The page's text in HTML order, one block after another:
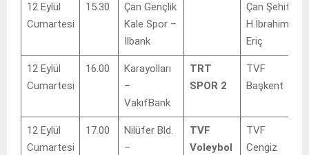
12 Eylül
Cumartesi
15.30
Çan Gençlik
Kale Spor –
İlbank
Çan Şehit
H.İbrahim
Eriç
12 Eylül
Cumartesi
16.00
Karayolları
–
VakıfBank
TRT
SPOR 2
TVF
Başkent
12 Eylül
Cumartesi
17.00
Nilüfer Bld.
–
TVF
Voleybol
TVF
Cengiz